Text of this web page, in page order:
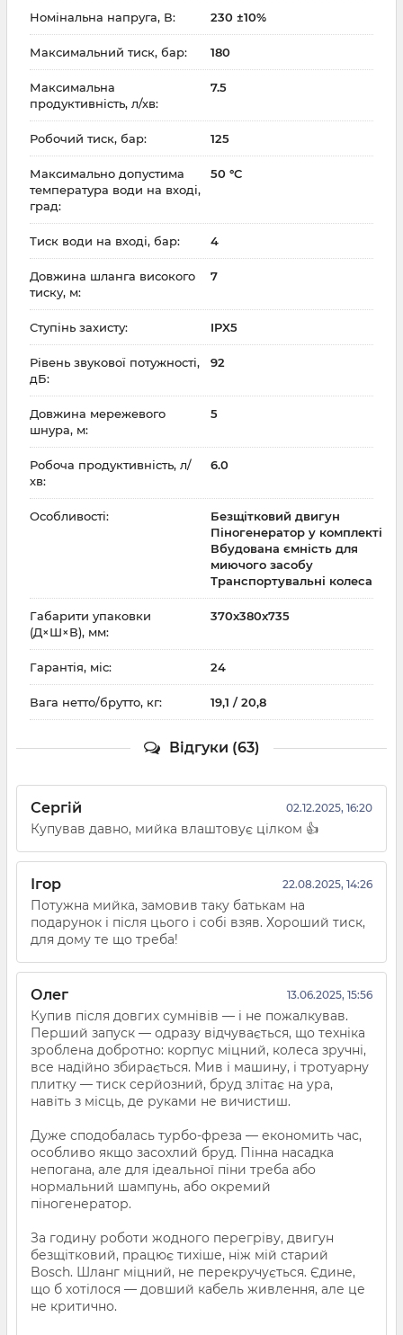
Номінальна напруга, В: 230 ±10%
Максимальний тиск, бар: 180
Максимальна
продуктивність, л/хв:
7.5
Робочий тиск, бар: 125
Максимально допустима
температура води на вході,
град:
50 °C
Тиск води на вході, бар: 4
Довжина шланга високого
тиску, м:
7
Ступінь захисту: IPX5
Рівень звукової потужності,
дБ:
92
Довжина мережевого
шнура, м:
5
Робоча продуктивність, л/
хв:
6.0
Особливості:
Безщітковий двигун
Піногенератор у комплекті
Вбудована ємність для
миючого засобу
Транспортувальні колеса
Габарити упаковки
(Д×Ш×В), мм:
370x380x735
Гарантія, міс: 24
Вага нетто/брутто, кг: 19,1 / 20,8
Відгуки (63)
Сергій 02.12.2025, 16:20
Купував давно, мийка влаштовує цілком 👍
Ігор 22.08.2025, 14:26
Потужна мийка, замовив таку батькам на
подарунок і після цього і собі взяв. Хороший тиск,
для дому те що треба!
Олег 13.06.2025, 15:56
Купив після довгих сумнівів — і не пожалкував.
Перший запуск — одразу відчувається, що техніка
зроблена добротно: корпус міцний, колеса зручні,
все надійно збирається. Мив і машину, і тротуарну
плитку — тиск серйозний, бруд злітає на ура,
навіть з місць, де руками не вичистиш.
Дуже сподобалась турбо-фреза — економить час,
особливо якщо засохлий бруд. Пінна насадка
непогана, але для ідеальної піни треба або
нормальний шампунь, або окремий
піногенератор.
За годину роботи жодного перегріву, двигун
безщітковий, працює тихіше, ніж мій старий
Bosch. Шланг міцний, не перекручується. Єдине,
що б хотілося — довший кабель живлення, але це
не критично.